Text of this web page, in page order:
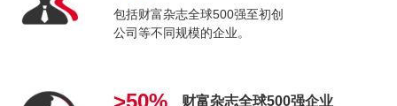
包括财富杂志全球500强至初创
公司等不同规模的企业。
>50% 财富杂志全球500强企业